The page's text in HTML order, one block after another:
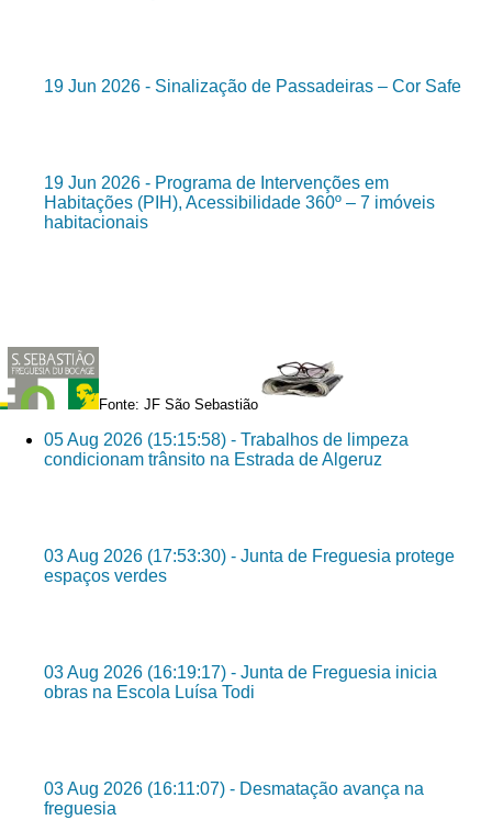
19 Jun 2026 - Sinalização de Passadeiras – Cor Safe
19 Jun 2026 - Programa de Intervenções em
Habitações (PIH), Acessibilidade 360º – 7 imóveis
habitacionais
Fonte: JF São Sebastião
05 Aug 2026 (15:15:58) - Trabalhos de limpeza
condicionam trânsito na Estrada de Algeruz
03 Aug 2026 (17:53:30) - Junta de Freguesia protege
espaços verdes
03 Aug 2026 (16:19:17) - Junta de Freguesia inicia
obras na Escola Luísa Todi
03 Aug 2026 (16:11:07) - Desmatação avança na
freguesia